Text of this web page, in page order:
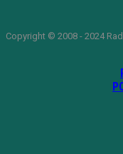
Copyright © 2008 - 2024